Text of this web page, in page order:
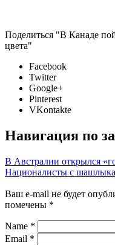
Поделиться "В Канаде
цвета"
Facebook
Twitter
Google+
Pinterest
VKontakte
Навигация по
В Австралии открылся
Националисты с
Ваш e-mail не будет
помечены *
Name *
Email *